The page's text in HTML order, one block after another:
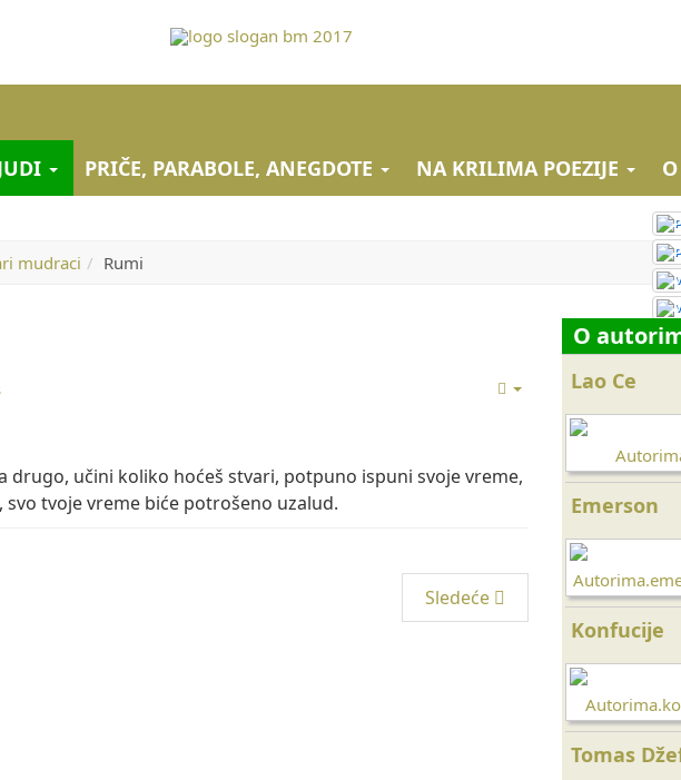
PRIČE, PARABOLE, ANEGDOTE NA KRILIMA POEZIJE
mudraci Rumi
drugo, učini koliko hoćeš stvari, potpuno ispuni svoje vreme,
svo tvoje vreme biće potrošeno uzalud.
Sledeće
O
Lao Ce
Emerson
Konfucije
Tomas